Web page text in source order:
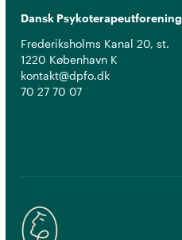
Dansk Psykoterapeutforening
Frederiksholms Kanal 20, st.
1220 København K
kontakt@dpfo.dk
70 27 70 07